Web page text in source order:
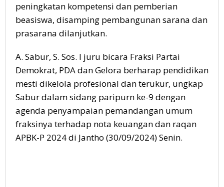
peningkatan kompetensi dan pemberian
beasiswa, disamping pembangunan sarana dan
prasarana dilanjutkan.
A. Sabur, S. Sos. I juru bicara Fraksi Partai
Demokrat, PDA dan Gelora berharap pendidikan
mesti dikelola profesional dan terukur, ungkap
Sabur dalam sidang paripurn ke-9 dengan
agenda penyampaian pemandangan umum
fraksinya terhadap nota keuangan dan raqan
APBK-P 2024 di Jantho (30/09/2024) Senin.